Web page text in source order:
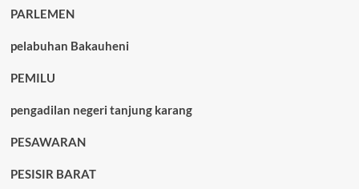
PARLEMEN
pelabuhan Bakauheni
PEMILU
pengadilan negeri tanjung karang
PESAWARAN
PESISIR BARAT